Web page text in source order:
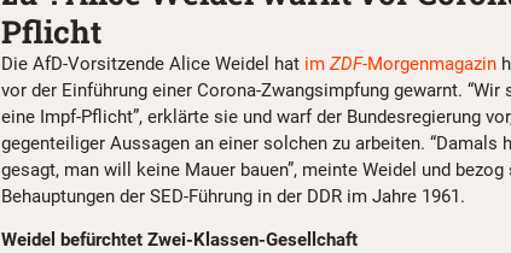
Pflicht
Die AfD-Vorsitzende Alice Weidel hat im ZDF-Morgenmagazin
vor der Einführung einer Corona-Zwangsimpfung gewarnt. “Wir
eine Impf-Pflicht”, erklärte sie und warf der Bundesregierung
gegenteiliger Aussagen an einer solchen zu arbeiten. “Damals
gesagt, man will keine Mauer bauen”, meinte Weidel und
Behauptungen der SED-Führung in der DDR im Jahre 1961.
Weidel befürchtet Zwei-Klassen-Gesellchaft